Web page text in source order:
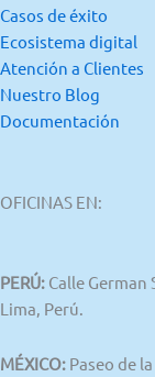
Casos de éxito
Ecosistema digital
Atención a Clientes
Nuestro Blog
Documentación
OFICINAS EN:
PERÚ: Calle German
Lima, Perú.
MÉXICO: Paseo de